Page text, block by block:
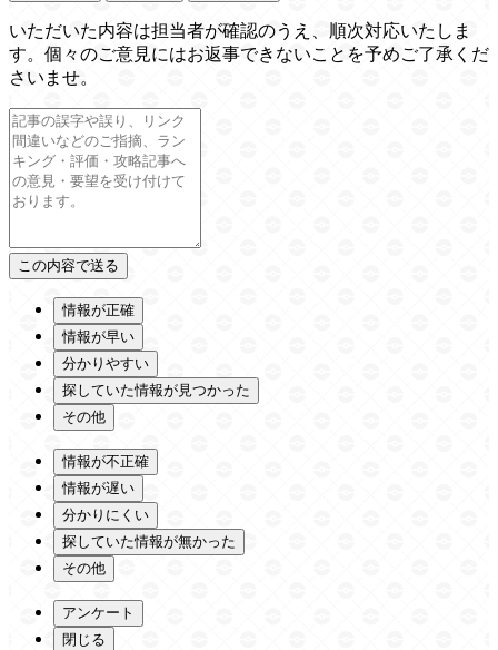
いただいた内容は担当者が確認のうえ、順次対応いたしま
す。個々のご意見にはお返事できないことを予めご了承くだ
さいませ。
情報が正確
情報が早い
分かりやすい
探していた情報が見つかった
その他
情報が不正確
情報が遅い
分かりにくい
探していた情報が無かった
その他
アンケート
閉じる